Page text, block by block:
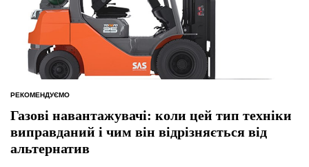
ОПУБЛІКУВАТИ
РЕКОМЕНДУЄМО
Газові навантажувачі: коли цей тип техніки
виправданий і чим він відрізняється від
альтернатив